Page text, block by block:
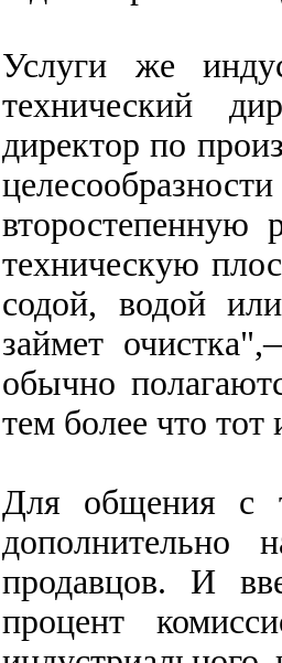
Услуги же
технический
директор по
второстепенную
техническую
содой, водой
займет
обычно
тем более что
Для общения с
дополнительно
продавцов. И
процент